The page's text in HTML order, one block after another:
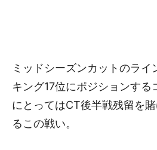
ミッドシーズンカットのラ
キング17位にポジションする
にとってはCT後半戦残留を
るこの戦い。